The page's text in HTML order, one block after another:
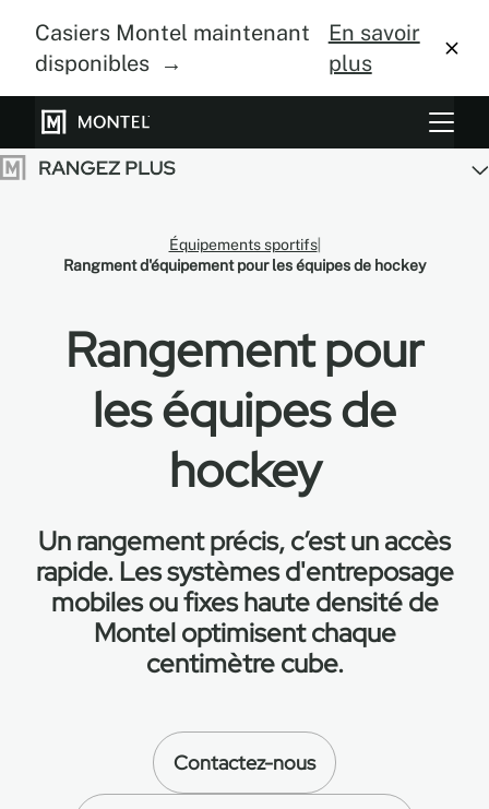
Casiers Montel maintenant
disponibles →
En savoir
plus
Systèmes de rangement
À propos
Blogue
Équipements sportifs
Rangment d'équipement pour les équipes de hockey
Rangement pour
les équipes de
hockey
Un rangement précis, c’est un accès
rapide. Les systèmesd'entreposage
mobiles ou fixes haute densitéde
Montel optimisent chaque
centimètre cube.
Contactez-nous